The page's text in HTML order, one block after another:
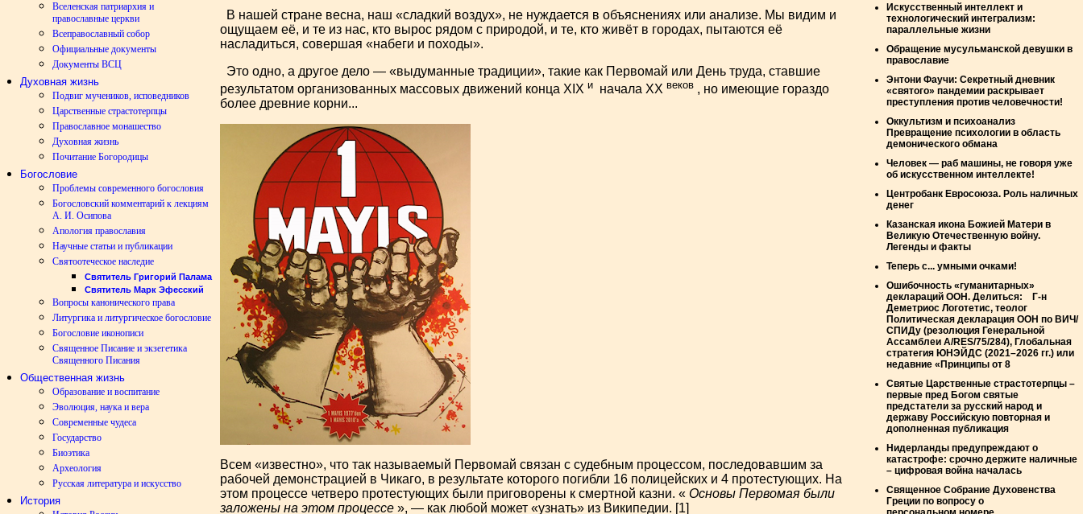
Вселенская патриархия и
православные церкви
Всеправославный собор
Официальные документы
Документы ВСЦ
Духовная жизнь
Подвиг мучеников, исповедников
Царственные страстотерпцы
Православное монашество
Духовная жизнь
Почитание Богородицы
Богословие
Проблемы современного богословия
Богословский комментарий к лекциям
А. И. Осипова
Апология православия
Научные статьи и публикации
Святоотеческое наследие
Святитель Григорий Палама
Святитель Марк Эфесский
Вопросы канонического права
Литургика и литургическое богословие
Богословие иконописи
Священное Писание и экзегетика
Священного Писания
Общественная жизнь
Образование и воспитание
Эволюция, наука и вера
Современные чудеса
Государство
Биоэтика
Археология
Русская литература и искусство
История
В нашей стране весна, наш «сладкий воздух», не нуждается в объяснениях или анализе. Мы видим и
ощущаем её, и те из нас, кто вырос рядом с природой, и те, кто живёт в городах, пытаются её
насладиться, совершая «набеги и походы».
Это одно, а другое дело — «выдуманные традиции», такие как Первомай или День труда, ставшие
результатом организованных массовых движений конца XIX и начала XX веков , но имеющие гораздо
более древние корни...
Всем «известно», что так называемый Первомай связан с судебным процессом, последовавшим за
рабочей демонстрацией в Чикаго, в результате которого погибли 16 полицейских и 4 протестующих. На
этом процессе четверо протестующих были приговорены к смертной казни. « Основы Первомая были
заложены на этом процессе », — как любой может «узнать» из Википедии. [1]
Искусственный интеллект и
технологический интегрализм:
параллельные жизни
Обращение мусульманской девушки в
православие
Энтони Фаучи: Секретный дневник
«святого» пандемии раскрывает
преступления против человечности!
Оккультизм и психоанализ
Превращение психологии в область
демонического обмана
Человек — раб машины, не говоря уже
об искусственном интеллекте!
Центробанк Евросоюза. Роль наличных
денег
Казанская икона Божией Матери в
Великую Отечественную войну.
Легенды и факты
Теперь с... умными очками!
Ошибочность «гуманитарных»
деклараций ООН. Делиться: Г-н
Деметриос Логотетис, теолог
Политическая декларация ООН по ВИЧ/
СПИДу (резолюция Генеральной
Ассамблеи A/RES/75/284), Глобальная
стратегия ЮНЭЙДС (2021–2026 гг.) или
недавние «Принципы от 8
Святые Царственные страстотерпцы –
первые пред Богом святые
предстатели за русский народ и
державу Российскую повторная и
дополненная публикация
Нидерланды предупреждают о
катастрофе: срочно держите наличные
– цифровая война началась
Священное Собрание Духовенства
Греции по вопросу о